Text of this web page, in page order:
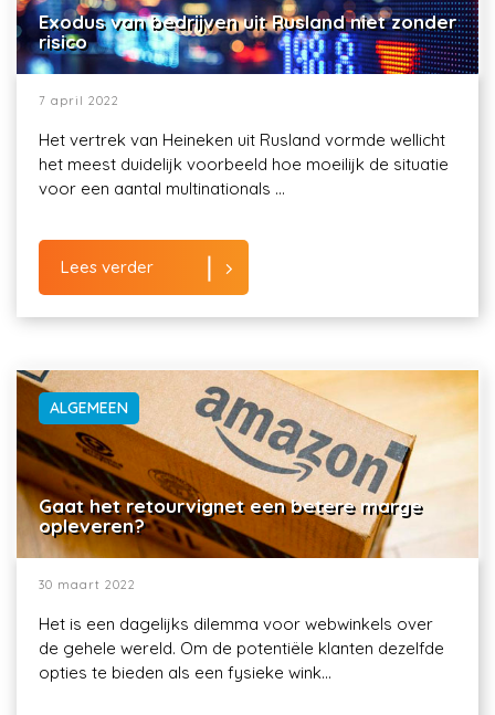
Exodus van bedrijven uit Rusland niet zonder
risico
7 april 2022
Het vertrek van Heineken uit Rusland vormde wellicht
het meest duidelijk voorbeeld hoe moeilijk de situatie
voor een aantal multinationals ...
Lees verder
ALGEMEEN
Gaat het retourvignet een betere marge
opleveren?
30 maart 2022
Het is een dagelijks dilemma voor webwinkels over
de gehele wereld. Om de potentiële klanten dezelfde
opties te bieden als een fysieke wink...